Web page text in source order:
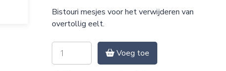
Bistouri mesjes voor het verwijderen van
overtollig eelt.
Voeg toe